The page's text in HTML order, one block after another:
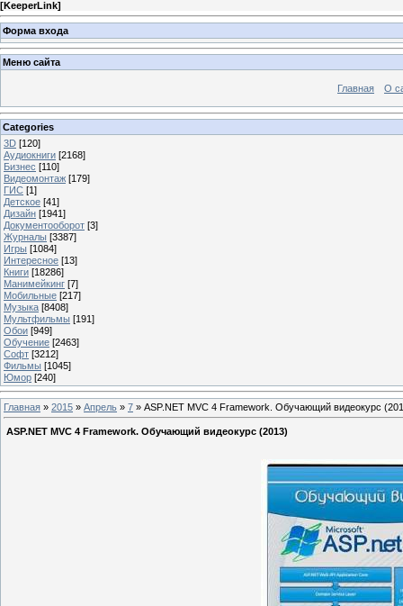
[KeeperLink]
Форма входа
Меню сайта
Главная О
Categories
3D [120]
Аудиокниги [2168]
Бизнес [110]
Видеомонтаж [179]
ГИС [1]
Детское [41]
Дизайн [1941]
Документооборот [3]
Журналы [3387]
Игры [1084]
Интересное [13]
Книги [18286]
Манимейкинг [7]
Мобильные [217]
Музыка [8408]
Мультфильмы [191]
Обои [949]
Обучение [2463]
Софт [3212]
Фильмы [1045]
Юмор [240]
Главная » 2015 » Апрель » 7 » ASP.NET MVC 4 Framework. Обучающий видеокурс
ASP.NET MVC 4 Framework. Обучающий видеокурс (2013)